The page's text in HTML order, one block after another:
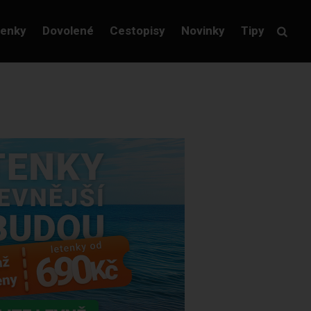
Dovolené Cestopisy Novinky Tipy